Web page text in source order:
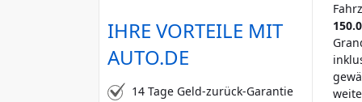
IHRE VORTEILE MIT
AUTO.DE
14 Tage Geld-zurück-Garantie